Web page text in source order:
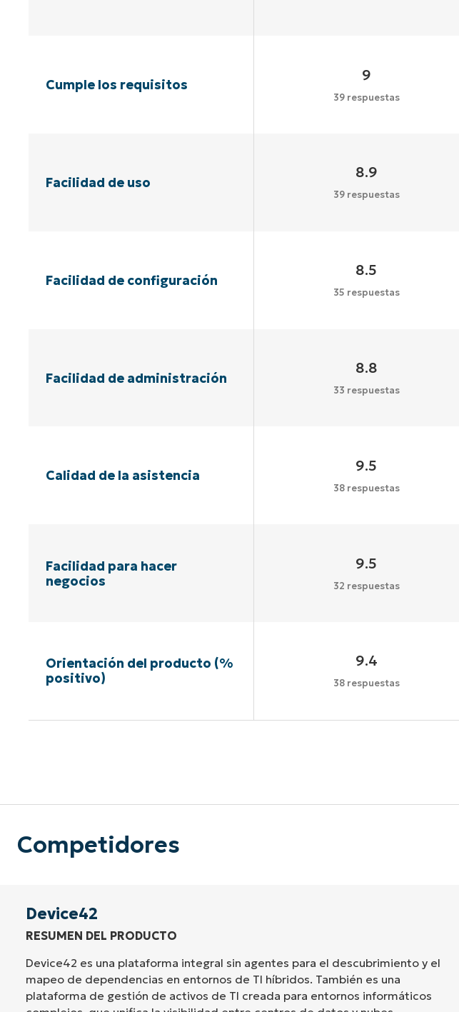
Cumple los requisitos
9
39 respuestas
Facilidad de uso
8.9
39 respuestas
Facilidad de configuración
8.5
35 respuestas
Facilidad de administración
8.8
33 respuestas
Calidad de la asistencia
9.5
38 respuestas
Facilidad para hacer
negocios
9.5
32 respuestas
Orientación del producto (%
positivo)
9.4
38 respuestas
Competidores
Device42
RESUMEN DEL PRODUCTO
Device42 es una plataforma integral sin agentes para el descubrimiento y el
mapeo de dependencias en entornos de TI híbridos. También es una
plataforma de gestión de activos de TI creada para entornos informáticos